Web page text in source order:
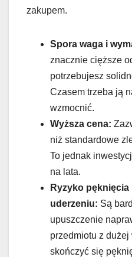
zakupem.
Spora waga i
znacznie cięższe
potrzebujesz
Czasem trzeba ją
wzmocnić.
Wyższa cena:
niż standardowe
To jednak
na lata.
Ryzyko
uderzeniu: Są
upuszczenie
przedmiotu z
skończyć się